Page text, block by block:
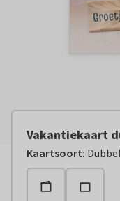
Vakantiekaart
Kaartsoort:
Vanaf: € 2,99 excl.